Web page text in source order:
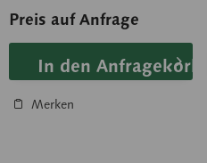
Preis auf Anfrage
In den Anfragekorb
Merken